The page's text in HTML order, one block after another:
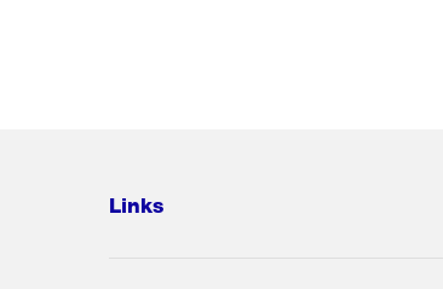
Links